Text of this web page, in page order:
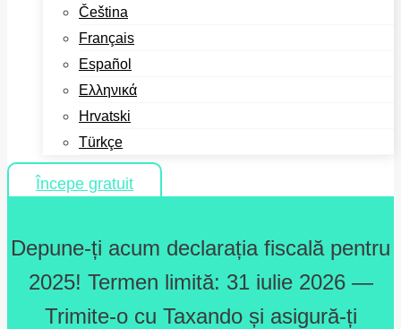
Čeština
Français
Español
Ελληνικά
Hrvatski
Türkçe
Începe gratuit
Depune-ți acum declarația fiscală pentru
2025! Termen limită: 31 iulie 2026 —
Trimite-o cu Taxando și asigură-ți